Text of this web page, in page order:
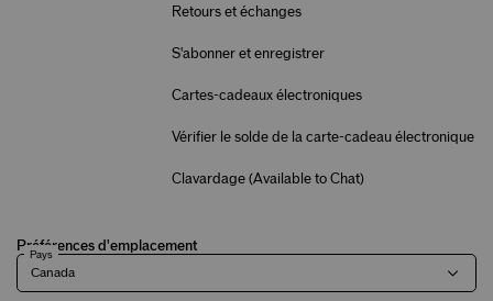
Retours et échanges
S'abonner et enregistrer
Cartes-cadeaux électroniques
Vérifier le solde de la carte-cadeau électronique
Clavardage (Available to Chat)
Préférences d'emplacement
Pays